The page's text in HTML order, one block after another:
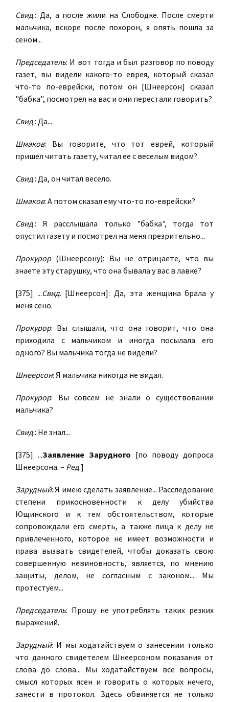
Свид.: Да, а после жили на Слободке. После смерти
мальчика, вскоре после похорон, я опять пошла за
сеном...
Председатель: И вот тогда и был разговор по поводу
газет, вы видели какого-то еврея, который сказал
что-то по-еврейски, потом он [Шнеерсон] сказал
"бабка", посмотрел на вас и они перестали говорить?
Свид.: Да...
Шмаков: Вы говорите, что тот еврей, который
пришел читать газету, читал ее с веселым видом?
Свид.: Да, он читал весело.
Шмаков: А потом сказал ему что-то по-еврейски?
Свид.: Я расслышала только "бабка", тогда тот
опустил газету и посмотрел на меня презрительно...
Прокурор(Шнеерсону): Вы не отрицаете, что вы
знаете эту старушку, что она бывала у вас в лавке?
[375] ...Свид. [Шнеерсон]: Да, эта женщина брала у
меня сено.
Прокурор: Вы слышали, что она говорит, что она
приходила с мальчиком и иногда посылала его
одного? Вы мальчика тогда не видели?
Шнеерсон: Я мальчика никогда не видал.
Прокурор: Вы совсем не знали о существовании
мальчика?
Свид.: Не знал...
[375] ...Заявление Зарудного [по поводу допроса
Шнеерсона. – Ред.]
Зарудный: Я имею сделать заявление... Расследование
степени прикосновенности к делу убийства
Ющинского и к тем обстоятельством, которые
сопровождали его смерть, а также лица к делу не
привлеченного, которое не имеет возможности и
права вызвать свидетелей, чтобы доказать свою
совершенную невиновность, является, по мнению
защиты, делом, не согласным с законом... Мы
протестуем...
Председатель: Прошу не употреблять таких резких
выражений.
Зарудный: И мы ходатайствуем о занесении только
что данного свидетелем Шнеерсоном показания от
слова до слова... Мы ходатайствуем все вопросы,
смысл которых ясен и говорить о которых нечего,
занести в протокол. Здесь обвиняется не только